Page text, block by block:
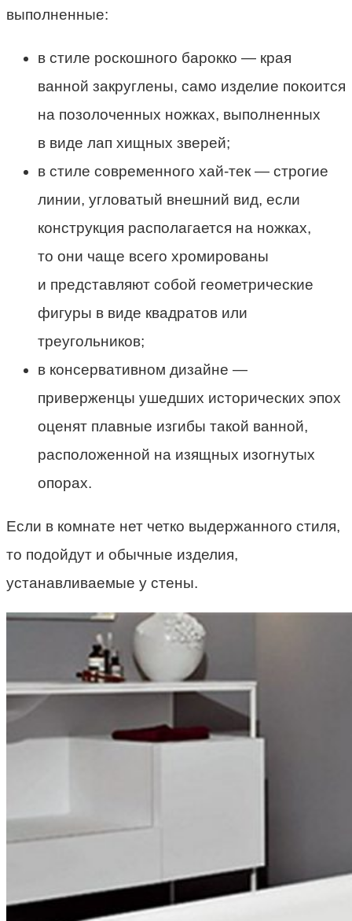
выполненные:
в стиле роскошного барокко — края
ванной закруглены, само изделие покоится
на позолоченных ножках, выполненных
в виде лап хищных зверей;
в стиле современного хай-тек — строгие
линии, угловатый внешний вид, если
конструкция располагается на ножках,
то они чаще всего хромированы
и представляют собой геометрические
фигуры в виде квадратов или
треугольников;
в консервативном дизайне —
приверженцы ушедших исторических эпох
оценят плавные изгибы такой ванной,
расположенной на изящных изогнутых
опорах.
Если в комнате нет четко выдержанного стиля,
то подойдут и обычные изделия,
устанавливаемые у стены.